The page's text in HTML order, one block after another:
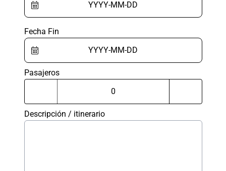
Fecha Fin
Pasajeros
Descripción / itinerario